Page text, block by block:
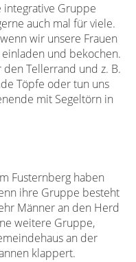
Gruppe
auch mal für viele.
wir unsere Frauen
und bekochen.
Tellerrand und z. B.
Töpfe oder tun uns
mit Segeltörn in
Fusternberg haben
ihre Gruppe besteht
Männer an den Herd
weitere Gruppe,
an der
klappert.